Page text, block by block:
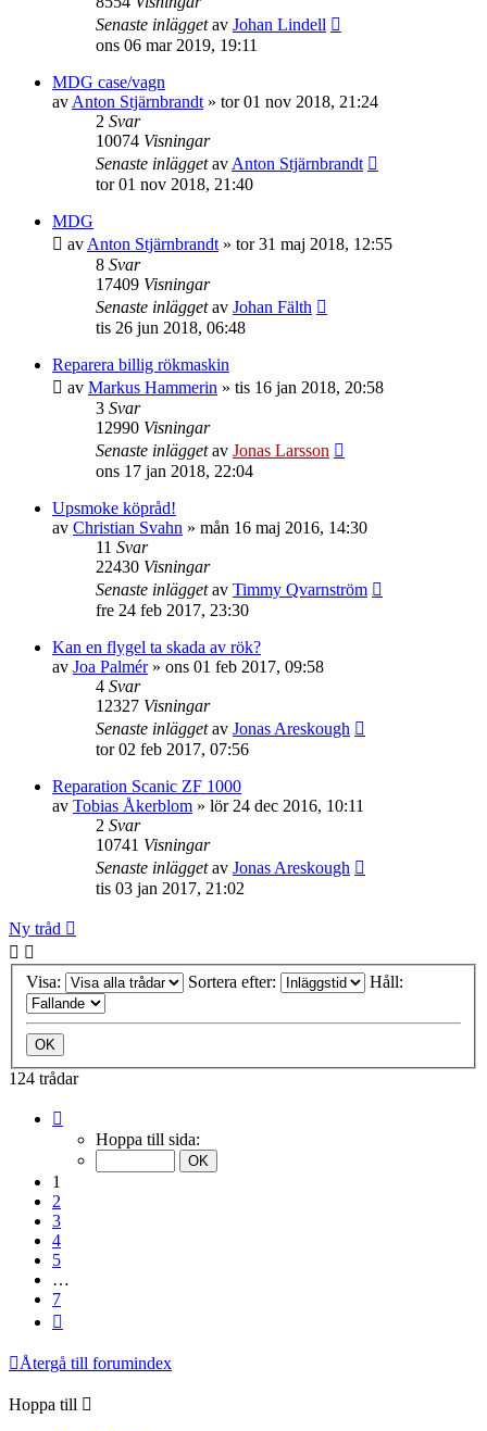
Senaste inläggetav Johan Lindell
ons 06 mar 2019, 19:11
MDG case/vagn
av Anton Stjärnbrandt » tor 01 nov 2018, 21:24
2 Svar
10074 Visningar
Senaste inläggetav Anton Stjärnbrandt
tor 01 nov 2018, 21:40
MDG
av Anton Stjärnbrandt » tor 31 maj 2018, 12:55
8 Svar
17409 Visningar
Senaste inläggetav Johan Fälth
tis 26 jun 2018, 06:48
Reparera billig rökmaskin
av Markus Hammerin » tis 16 jan 2018, 20:58
3 Svar
12990 Visningar
Senaste inläggetav Jonas Larsson
ons 17 jan 2018, 22:04
Upsmoke köpråd!
av Christian Svahn » mån 16 maj 2016, 14:30
11 Svar
22430 Visningar
Senaste inläggetav Timmy Qvarnström
fre 24 feb 2017, 23:30
Kan en flygel ta skada av rök?
av Joa Palmér» ons 01 feb 2017, 09:58
4 Svar
12327 Visningar
Senaste inläggetav Jonas Areskough
tor 02 feb 2017, 07:56
Reparation Scanic ZF 1000
av Tobias Åkerblom » lör 24 dec 2016, 10:11
2 Svar
10741 Visningar
Senaste inläggetav Jonas Areskough
tis 03 jan 2017, 21:02
Ny tråd
Visa: Sortera efter: Håll:
124 trådar
Hoppa till sida:
1
2
3
4
5
…
7
Återgå till forumindex
Hoppa till